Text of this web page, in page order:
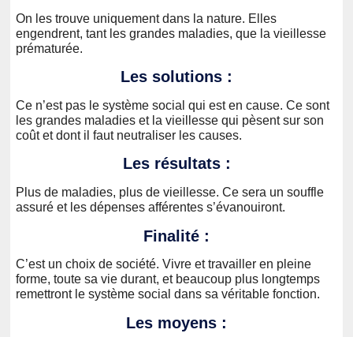
On les trouve uniquement dans la nature. Elles
engendrent, tant les grandes maladies, que la vieillesse
prématurée.
Les solutions :
Ce n’est pas le système social qui est en cause. Ce sont
les grandes maladies et la vieillesse qui pèsent sur son
coût et dont il faut neutraliser les causes.
Les résultats :
Plus de maladies, plus de vieillesse. Ce sera un souffle
assuré et les dépenses afférentes s’évanouiront.
Finalité :
C’est un choix de société. Vivre et travailler en pleine
forme, toute sa vie durant, et beaucoup plus longtemps
remettront le système social dans sa véritable fonction.
Les moyens :